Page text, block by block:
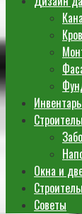
Окна и
Советы